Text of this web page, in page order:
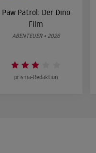
Paw Patrol: Der Dino
Film
ABENTEUER • 2026
prisma-Redaktion